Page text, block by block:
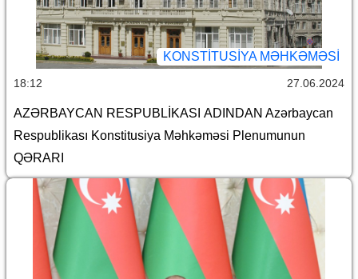
KONSTITUSIYA MƏHKƏMƏSI
18:12 27.06.2024
AZƏRBAYCAN RESPUBLİKASI ADINDAN Azərbaycan
Respublikası Konstitusiya Məhkəməsi Plenumunun
QƏRARI